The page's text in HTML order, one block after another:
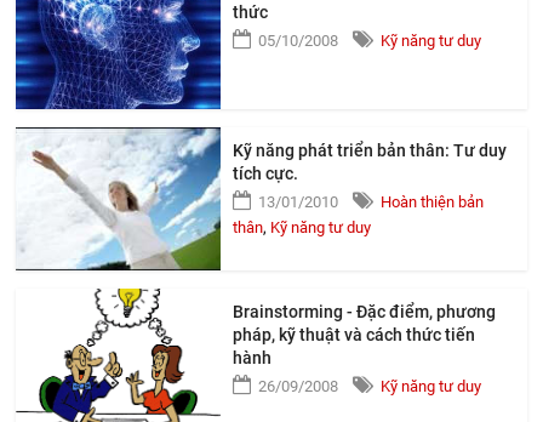
thức
05/10/2008 Kỹ năng tư duy
Kỹ năng phát triển bản thân: Tư duy
tích cực.
13/01/2010
Hoàn thiện bản
thân, Kỹ năng tư duy
Brainstorming - Đặc điểm, phương
pháp, kỹ thuật và cách thức tiến
hành
26/09/2008 Kỹ năng tư duy